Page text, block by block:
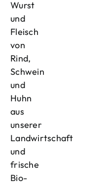
Wurst
und
Fleisch
von
Rind,
Schwein
und
Huhn
aus
unserer
Landwirtschaft
und
frische
Bio-